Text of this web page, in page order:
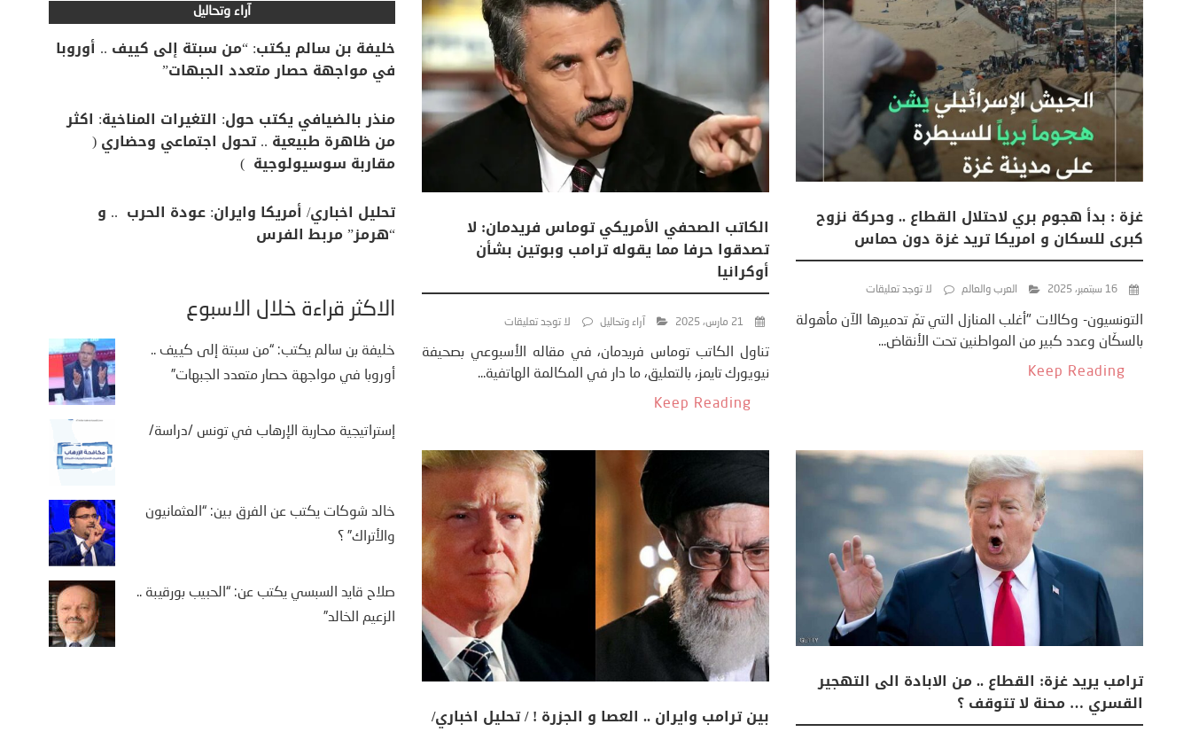
غزة : بدأ هجوم بري لاحتلال القطاع .. وحركة نزوح
كبرى للسكان و امريكا تريد غزة دون حماس
16 سبتمبر، 2025 العرب والعالم لا توجد تعليقات
التونسيون- وكالات "أغلب المنازل التي تمّ تدميرها الآن مأهولة
بالسكّان وعدد كبير من المواطنين تحت الأنقاض...
Keep Reading
الكاتب الصحفي الأمريكي توماس فريدمان: لا
تصدقوا حرفا مما يقوله ترامب وبوتين بشأن
أوكرانيا
21 مارس، 2025 آراء وتحاليل لا توجد تعليقات
تناول الكاتب توماس فريدمان، في مقاله الأسبوعي بصحيفة
نيويورك تايمز، بالتعليق، ما دار في المكالمة الهاتفية...
Keep Reading
ترامب يريد غزة: القطاع .. من الابادة الى التهجير
القسري … محنة لا تتوقف ؟
بين ترامب وايران .. العصا و الجزرة ! / تحليل اخباري/
آراء وتحاليل
خليفة بن سالم يكتب: “من سبتة إلى كييف .. أوروبا
في مواجهة حصار متعدد الجبهات”
منذر بالضيافي يكتب حول: التغيرات المناخية: اكثر
من ظاهرة طبيعية .. تحول اجتماعي وحضاري (
مقاربة سوسيولوجية )
تحليل اخباري/ أمريكا وايران: عودة الحرب .. و
“هرمز” مربط الفرس
الأكثر قراءة خلال الأسبوع
خليفة بن سالم يكتب: “من سبتة إلى كييف ..
أوروبا في مواجهة حصار متعدد الجبهات”
إستراتيجية محاربة الإرهاب في تونس /دراسة/
خالد شوكات يكتب عن الفرق بين: “العثمانيون
والأتراك” ؟
صلاح قايد السبسي يكتب عن: “الحبيب بورقيبة ..
الزعيم الخالد”